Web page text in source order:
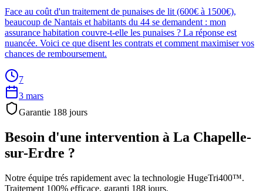
Face au coût d'un traitement de punaises de lit (600€ à 1500€),
beaucoup de Nantais et habitants du 44 se demandent : mon
assurance habitation couvre-t-elle les punaises ? La réponse est
nuancée. Voici ce que disent les contrats et comment maximiser vos
chances de remboursement.
7
3 mars
Garantie 188 jours
Besoin d'une intervention à La Chapelle-
sur-Erdre ?
Notre équipe trés rapidement avec la technologie HugeTri400™.
Traitement 100% efficace, garanti 188 jours.